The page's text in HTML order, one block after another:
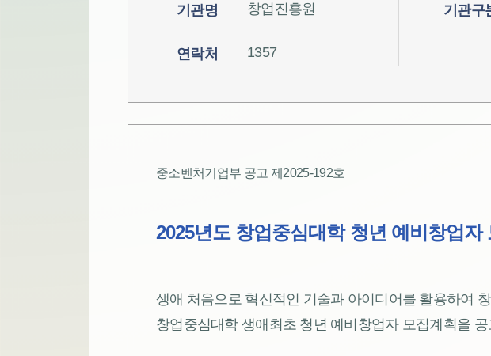
기관명 창업진흥원
연락처 1357
기관구
중소벤처기업부 공고 제2025-192호
2025년도 창업중심대학 청년 예비창업
생애 처음으로 혁신적인 기술과 아이디어를 활용하여
창업중심대학 생애최초 청년 예비창업자 모집계획을